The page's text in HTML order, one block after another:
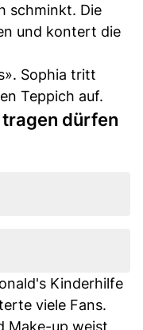
schminkt. Die
und kontert die
Sophia tritt
Teppich auf.
dürfen
Kinderhilfe
viele Fans.
Make-up weist